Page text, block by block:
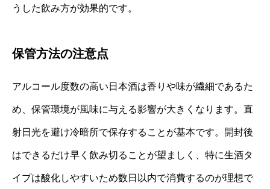
うした飲み方が効果的です。
保管方法の注意点
アルコール度数の高い日本酒は香りや味が繊細であるた
め、保管環境が風味に与える影響が大きくなります。直
射日光を避け冷暗所で保存することが基本です。開封後
はできるだけ早く飲み切ることが望ましく、特に生酒タ
イプは酸化しやすいため数日以内で消費するのが理想で